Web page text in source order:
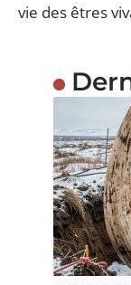
vie des êtres